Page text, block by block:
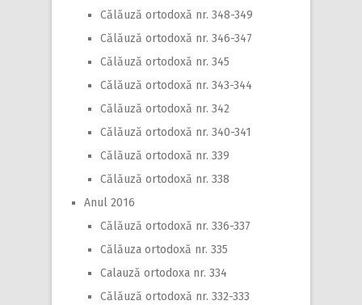
Călăuză ortodoxă nr. 348-349
Călăuză ortodoxă nr. 346-347
Călăuză ortodoxă nr. 345
Călăuză ortodoxă nr. 343-344
Călăuză ortodoxă nr. 342
Călăuză ortodoxă nr. 340-341
Călăuză ortodoxă nr. 339
Călăuză ortodoxă nr. 338
Anul 2016
Călăuză ortodoxă nr. 336-337
Călăuza ortodoxă nr. 335
Calauză ortodoxa nr. 334
Călăuză ortodoxă nr. 332-333